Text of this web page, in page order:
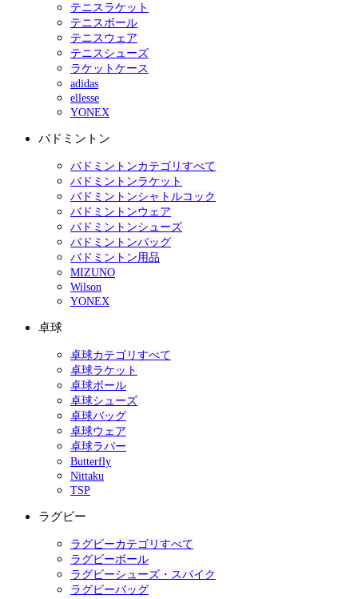
テニスラケット
テニスボール
テニスウェア
テニスシューズ
ラケットケース
adidas
ellesse
YONEX
バドミントン
バドミントンカテゴリすべて
バドミントンラケット
バドミントンシャトルコック
バドミントンウェア
バドミントンシューズ
バドミントンバッグ
バドミントン用品
MIZUNO
Wilson
YONEX
卓球
卓球カテゴリすべて
卓球ラケット
卓球ボール
卓球シューズ
卓球バッグ
卓球ウェア
卓球ラバー
Butterfly
Nittaku
TSP
ラグビー
ラグビーカテゴリすべて
ラグビーボール
ラグビーシューズ・スパイク
ラグビーバッグ